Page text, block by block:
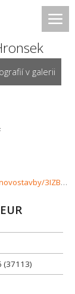
v galerii
https://www.reality-zvolen.sk/predaj-domov-domy-novostavby/3IZBOVY-RD-medzi-Zvolenom-a-Banskou-Bystricou-250-000-€-37113/?utm_source=areality&utm_medium=xml&utm_term=37113&utm_content=dom&utm_campaign=portaly
EUR
(37113)